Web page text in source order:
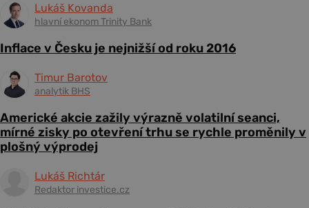
Lukáš Kovanda
hlavní ekonom Trinity Bank
Inflace v Česku je nejnižší od roku 2016
Timur Barotov
analytik BHS
Americké akcie zažily výrazně volatilní seanci,
mírné zisky po otevření trhu se rychle proměnily v
plošný výprodej
Lukáš Richtár
Redaktor investice.cz